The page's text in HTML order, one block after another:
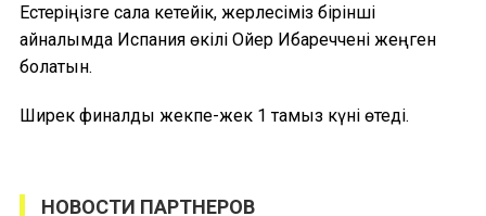
Естеріңізге сала кетейік, жерлесіміз бірінші
айналымда Испания өкілі Ойер Ибареччені жеңген
болатын.
Ширек финалдық жекпе-жек 1 тамыз күні өтеді.
НОВОСТИ ПАРТНЕРОВ